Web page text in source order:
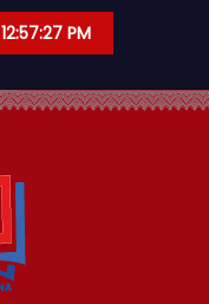
12:57:28 PM